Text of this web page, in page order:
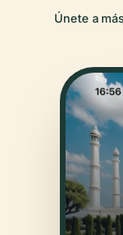
Únete a